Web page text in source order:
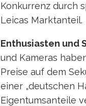
Konkurrenz durch
Leicas Marktanteil.
Enthusiasten und
und Kameras
Preise auf dem
einer „deutschen
Eigentumsanteile